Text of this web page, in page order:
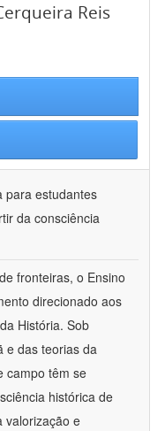
Reis
para estudantes
da consciência
fronteiras, o Ensino
direcionado aos
História. Sob
e das teorias da
campo têm se
histórica de
valorização e